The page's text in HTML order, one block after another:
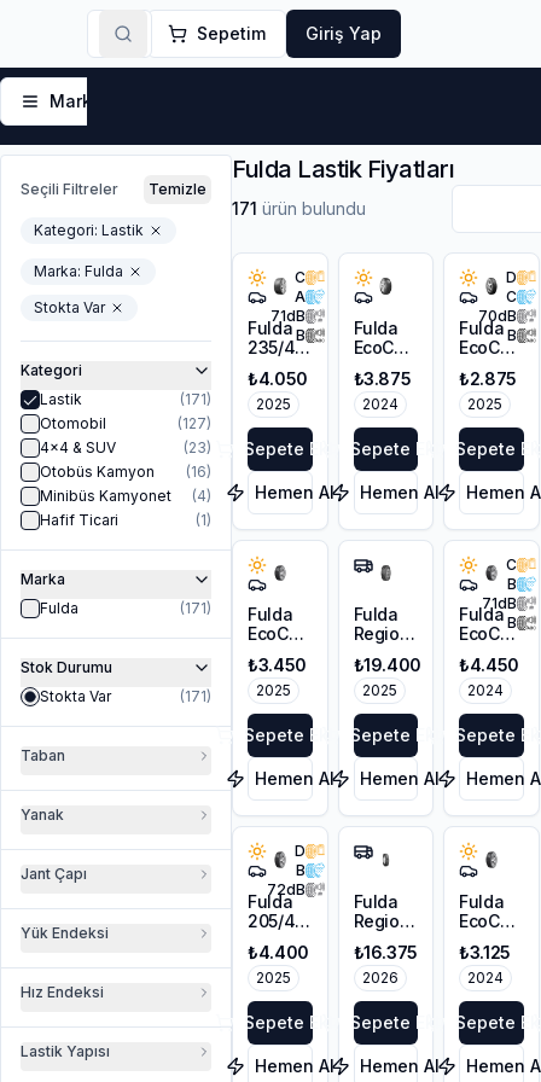
Sepetim Giriş Yap
Markalar
Seçili Filtreler Temizle
Kategori: Lastik
Marka: Fulda
Stokta Var
Kategori
Lastik
(171)
Otomobil
(127)
4x4 & SUV
(23)
Otobüs Kamyon
(16)
Minibüs Kamyonet
(4)
Hafif Ticari
(1)
Marka
Fulda
(171)
Stok Durumu
Stokta Var
(171)
Taban
Yanak
Jant Çapı
Yük Endeksi
Hız Endeksi
Lastik Yapısı
Fulda Lastik Fiyatları
171 ürün bulundu
C
A
71dB
B
Fulda
235/45R17
Sport
Control
2 FP
₺4.050
2025
Sepete Ekle
Hemen Al
Fulda
EcoControl
205/65R15
94H
₺3.875
2024
Sepete Ekle
Hemen Al
D
C
70dB
B
Fulda
EcoControl
86T
₺2.875
2025
Sepete
Hemen
Fulda
EcoControl
205/55R16
91V
₺3.450
2025
Sepete Ekle
Hemen Al
Fulda
Regioforce
295/80R22.5
152/148M
3PMSF
₺19.400
2025
Sepete Ekle
Hemen Al
C
B
71dB
B
Fulda
EcoControl
205/50R17
93V XL
₺4.450
2024
Sepete
Hemen
D
B
72dB
Fulda
205/45R17
Ecocontrol
HP 2 XL
FP
₺4.400
2025
Sepete Ekle
Hemen Al
Fulda
Regiocontrol
285/70R19.5
146L
140M
3PMSF
₺16.375
2026
Sepete Ekle
Hemen Al
Fulda
EcoControl
205/55R16
91V
₺3.125
2024
Sepete
Hemen